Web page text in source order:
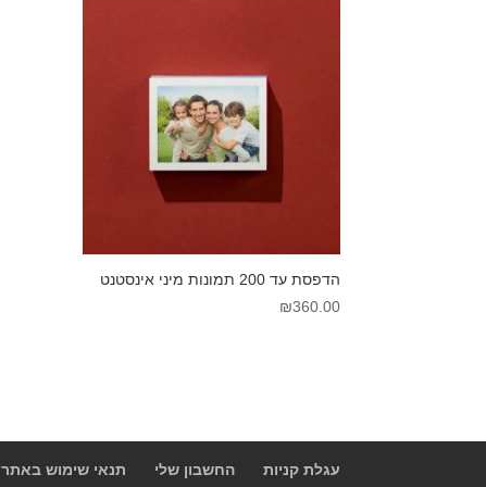
הדפסת עד 200 תמונות מיני אינסטנט
₪360.00
עגלת קניות החשבון שלי תנאי שימוש באתר